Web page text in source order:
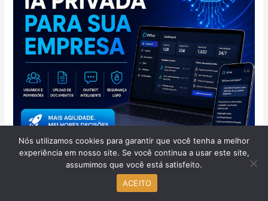
Nós utilizamos cookies para garantir que você tenha a melhor
experiência em nosso site. Se você continua a usar este site,
assumimos que você está satisfeito.
ACEITO